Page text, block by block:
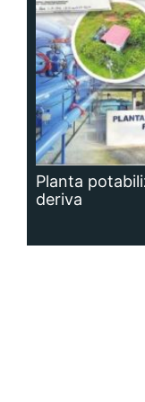
Planta
deriva